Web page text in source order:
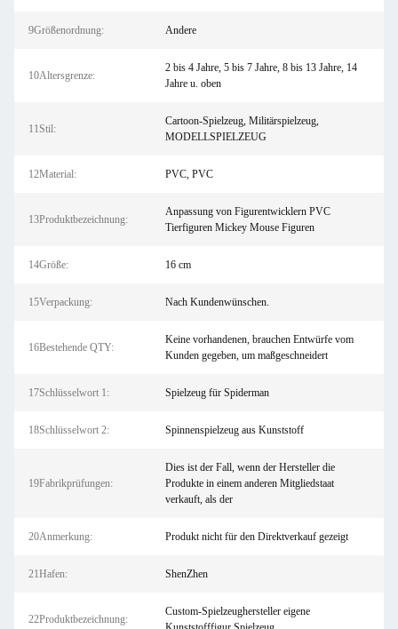
9Größenordnung: Andere
10Altersgrenze:
2 bis 4 Jahre, 5 bis 7 Jahre, 8 bis 13 Jahre, 14
Jahre u. oben
11Stil:
Cartoon-Spielzeug, Militärspielzeug,
MODELLSPIELZEUG
12Material: PVC, PVC
13Produktbezeichnung:
Anpassung von Figurentwicklern PVC
Tierfiguren Mickey Mouse Figuren
14Größe: 16 cm
15Verpackung: Nach Kundenwünschen.
16Bestehende QTY:
Keine vorhandenen, brauchen Entwürfe vom
Kunden gegeben, um maßgeschneidert
17Schlüsselwort 1: Spielzeug für Spiderman
18Schlüsselwort 2: Spinnenspielzeug aus Kunststoff
19Fabrikprüfungen:
Dies ist der Fall, wenn der Hersteller die
Produkte in einem anderen Mitgliedstaat
verkauft, als der
20Anmerkung: Produkt nicht für den Direktverkauf gezeigt
21Hafen: ShenZhen
22Produktbezeichnung:
Custom-Spielzeughersteller eigene